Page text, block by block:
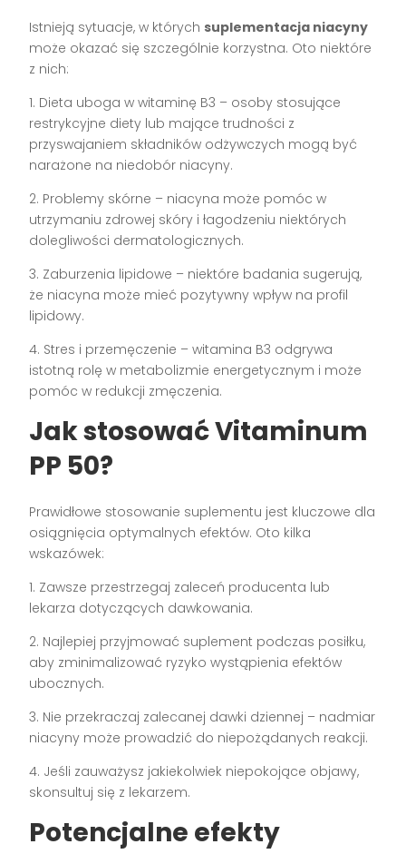
Istnieją sytuacje, w których suplementacja niacyny
może okazać się szczególnie korzystna. Oto niektóre
z nich:
1. Dieta uboga w witaminę B3 – osoby stosujące
restrykcyjne diety lub mające trudności z
przyswajaniem składników odżywczych mogą być
narażone na niedobór niacyny.
2. Problemy skórne – niacyna może pomóc w
utrzymaniu zdrowej skóry i łagodzeniu niektórych
dolegliwości dermatologicznych.
3. Zaburzenia lipidowe – niektóre badania sugerują,
że niacyna może mieć pozytywny wpływ na profil
lipidowy.
4. Stres i przemęczenie – witamina B3 odgrywa
istotną rolę w metabolizmie energetycznym i może
pomóc w redukcji zmęczenia.
Jak stosować Vitaminum
PP 50?
Prawidłowe stosowanie suplementu jest kluczowe dla
osiągnięcia optymalnych efektów. Oto kilka
wskazówek:
1. Zawsze przestrzegaj zaleceń producenta lub
lekarza dotyczących dawkowania.
2. Najlepiej przyjmować suplement podczas posiłku,
aby zminimalizować ryzyko wystąpienia efektów
ubocznych.
3. Nie przekraczaj zalecanej dawki dziennej – nadmiar
niacyny może prowadzić do niepożądanych reakcji.
4. Jeśli zauważysz jakiekolwiek niepokojące objawy,
skonsultuj się z lekarzem.
Potencjalne efekty